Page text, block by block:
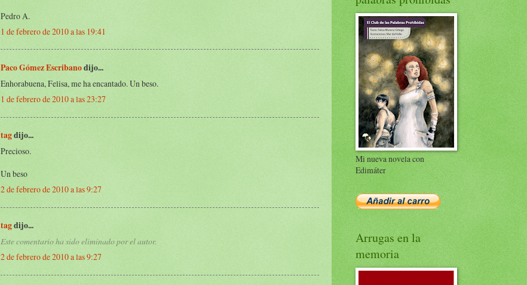
Pedro A.
1 de febrero de 2010 a las 19:41
Paco Gómez Escribanodijo...
Enhorabuena, Felisa, me ha encantado. Un beso.
1 de febrero de 2010 a las 23:27
tagdijo...
Precioso.
Un beso
2 de febrero de 2010 a las 9:27
tagdijo...
Este comentario ha sido eliminado por el autor.
2 de febrero de 2010 a las 9:27
Mi nueva novela con
Edimáter
Arrugas en la
memoria